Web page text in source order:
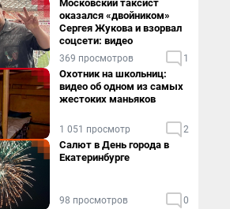
Московский таксист
оказался «двойником»
Сергея Жукова и взорвал
соцсети: видео
369 просмотров 1
Охотник на школьниц:
видео об одном из самых
жестоких маньяков
1 051 просмотр 2
Салют в День города в
Екатеринбурге
98 просмотров 0